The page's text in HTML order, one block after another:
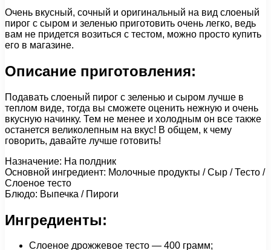
Очень вкусный, сочный и оригинальный на вид слоеный
пирог с сыром и зеленью приготовить очень легко, ведь
вам не придется возиться с тестом, можно просто купить
его в магазине.
Описание приготовления:
Подавать слоеный пирог с зеленью и сыром лучше в
теплом виде, тогда вы сможете оценить нежную и очень
вкусную начинку. Тем не менее и холодным он все также
останется великолепным на вкус! В общем, к чему
говорить, давайте лучше готовить!
Назначение: На полдник
Основной ингредиент: Молочные продукты / Сыр / Тесто /
Слоеное тесто
Блюдо: Выпечка / Пироги
Ингредиенты:
Слоеное дрожжевое тесто — 400 грамм;